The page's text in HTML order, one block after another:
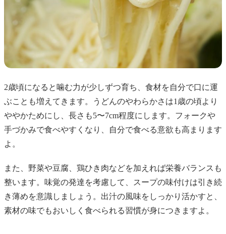
2歳頃になると噛む力が少しずつ育ち、食材を自分で口に運
ぶことも増えてきます。うどんのやわらかさは1歳の頃より
ややかためにし、長さも5〜7cm程度にします。フォークや
手づかみで食べやすくなり、自分で食べる意欲も高まります
よ。
また、野菜や豆腐、鶏ひき肉などを加えれば栄養バランスも
整います。味覚の発達を考慮して、スープの味付けは引き続
き薄めを意識しましょう。出汁の風味をしっかり活かすと、
素材の味でもおいしく食べられる習慣が身につきますよ。